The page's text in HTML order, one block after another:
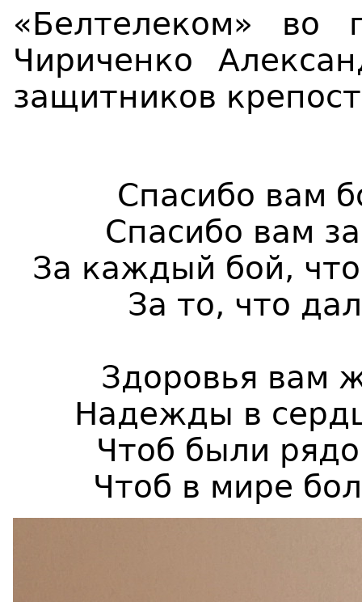
«Белтелеком» во
Чириченко
защитников
Спасибо вам
Спасибо вам
За каждый бой,
За то, что
Здоровья вам
Надежды в
Чтоб были
Чтоб в мире